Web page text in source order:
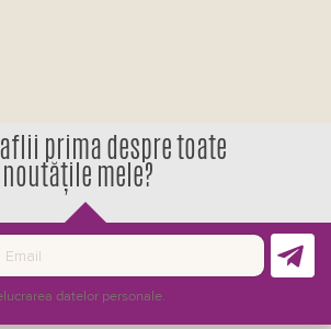
prima despre toate
noutățile mele?
datelor personale.